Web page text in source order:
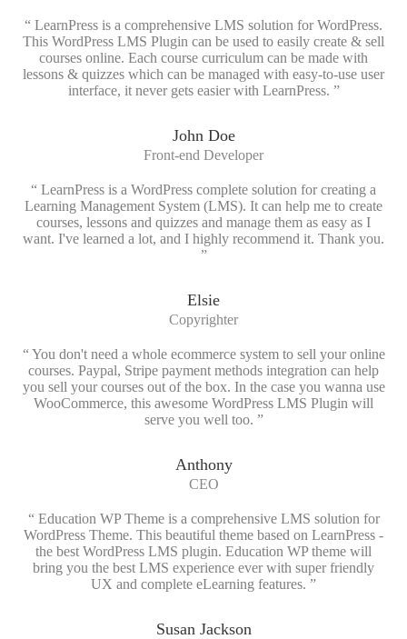
“ LearnPress is a comprehensive LMS solution for WordPress.
This WordPress LMS Plugin can be used to easily create & sell
courses online. Each course curriculum can be made with
lessons & quizzes which can be managed with easy-to-use user
interface, it never gets easier with LearnPress. ”
John Doe
Front-end Developer
“ LearnPress is a WordPress complete solution for creating a
Learning Management System (LMS). It can help me to create
courses, lessons and quizzes and manage them as easy as I
want. I've learned a lot, and I highly recommend it. Thank you.
”
Elsie
Copyrighter
“ You don't need a whole ecommerce system to sell your online
courses. Paypal, Stripe payment methods integration can help
you sell your courses out of the box. In the case you wanna use
WooCommerce, this awesome WordPress LMS Plugin will
serve you well too. ”
Anthony
CEO
“ Education WP Theme is a comprehensive LMS solution for
WordPress Theme. This beautiful theme based on LearnPress -
the best WordPress LMS plugin. Education WP theme will
bring you the best LMS experience ever with super friendly
UX and complete eLearning features. ”
Susan Jackson